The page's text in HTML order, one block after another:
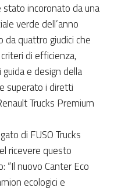
stato incoronato da una
verde dell’anno
quattro giudici che
di efficienza,
e design della
superato i diretti
Trucks Premium
di FUSO Trucks
ricevere questo
nuovo Canter Eco
ecologici e